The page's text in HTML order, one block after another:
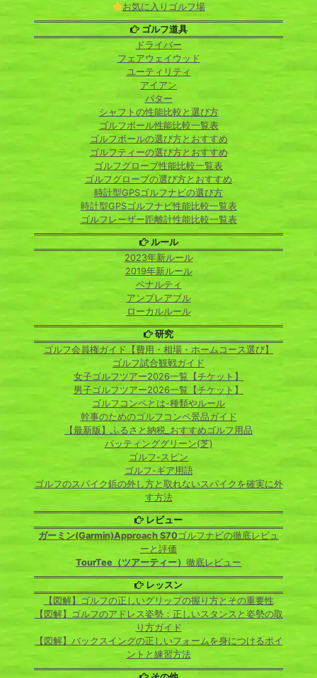
お気に入りゴルフ場
ゴルフ道具
ドライバー
フェアウェイウッド
ユーティリティ
アイアン
パター
シャフトの性能比較と選び方
ゴルフボール性能比較一覧表
ゴルフボールの選び方とおすすめ
ゴルフティーの選び方とおすすめ
ゴルフグローブ性能比較一覧表
ゴルフグローブの選び方とおすすめ
時計型GPSゴルフナビの選び方
時計型GPSゴルフナビ性能比較一覧表
ゴルフレーザー距離計性能比較一覧表
ルール
2023年新ルール
2019年新ルール
ペナルティ
アンプレアブル
ローカルルール
研究
ゴルフ会員権ガイド【費用・相場・ホームコース選び】
ゴルフ試合観戦ガイド
女子ゴルフツアー2026一覧【チケット】
男子ゴルフツアー2026一覧【チケット】
ゴルフコンペとは-種類やルール
幹事のためのゴルフコンペ景品ガイド
【最新版】ふるさと納税_おすすめゴルフ用品
パッティンググリーン(芝)
ゴルフ-スピン
ゴルフ-ギア用語
ゴルフのスパイク鋲の外し方と取れないスパイクを確実に外
す方法
レビュー
ガーミン(Garmin)Approach S70ゴルフナビの徹底レビュ
ーと評価
TourTee（ツアーティー） 徹底レビュー
レッスン
【図解】ゴルフの正しいグリップの握り方とその重要性
【図解】ゴルフのアドレス姿勢：正しいスタンスと姿勢の取
り方ガイド
【図解】バックスイングの正しいフォームを身につけるポイ
ントと練習方法